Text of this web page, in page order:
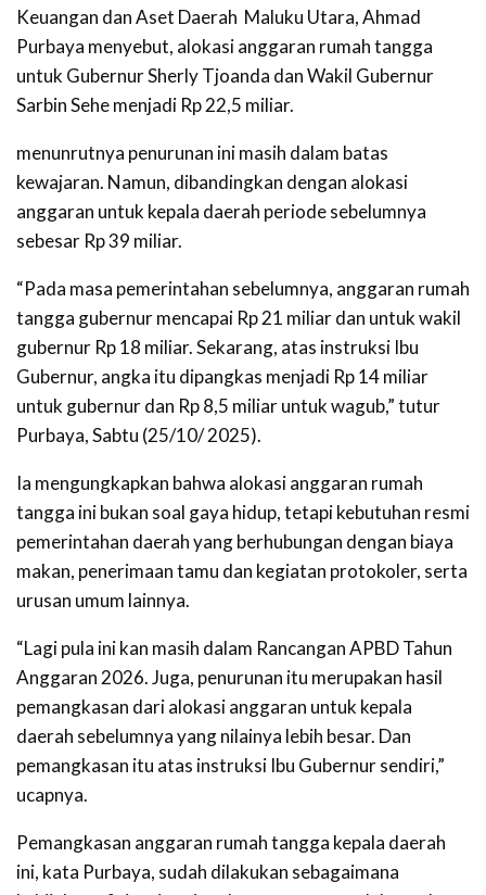
Keuangan dan Aset Daerah Maluku Utara, Ahmad
Purbaya menyebut, alokasi anggaran rumah tangga
untuk Gubernur Sherly Tjoanda dan Wakil Gubernur
Sarbin Sehe menjadi Rp 22,5 miliar.
menunrutnya penurunan ini masih dalam batas
kewajaran. Namun, dibandingkan dengan alokasi
anggaran untuk kepala daerah periode sebelumnya
sebesar Rp 39 miliar.
“Pada masa pemerintahan sebelumnya, anggaran rumah
tangga gubernur mencapai Rp 21 miliar dan untuk wakil
gubernur Rp 18 miliar. Sekarang, atas instruksi Ibu
Gubernur, angka itu dipangkas menjadi Rp 14 miliar
untuk gubernur dan Rp 8,5 miliar untuk wagub,” tutur
Purbaya, Sabtu (25/10/ 2025).
Ia mengungkapkan bahwa alokasi anggaran rumah
tangga ini bukan soal gaya hidup, tetapi kebutuhan resmi
pemerintahan daerah yang berhubungan dengan biaya
makan, penerimaan tamu dan kegiatan protokoler, serta
urusan umum lainnya.
“Lagi pula ini kan masih dalam Rancangan APBD Tahun
Anggaran 2026. Juga, penurunan itu merupakan hasil
pemangkasan dari alokasi anggaran untuk kepala
daerah sebelumnya yang nilainya lebih besar. Dan
pemangkasan itu atas instruksi Ibu Gubernur sendiri,”
ucapnya.
Pemangkasan anggaran rumah tangga kepala daerah
ini, kata Purbaya, sudah dilakukan sebagaimana